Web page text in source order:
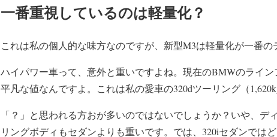
一番重視しているのは軽量化？
これは私の個人的な味方なのですが、新型M3は軽量化が一番の
ハイパワー車って、意外と重いですよね。現在のBMWのライ
平凡な値なんですよ。これは私の愛車の320dツーリング（
「？」と思われる方おが多いのではないでしょうか？いや、
リングボディもセダンよりも重いです。では、320iセダンでは